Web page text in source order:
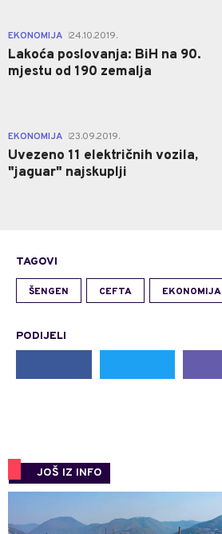
EKONOMIJA 24.10.2019.
Lakoća poslovanja: BiH na 90.
mjestu od 190 zemalja
EKONOMIJA 23.09.2019.
Uvezeno 11 električnih vozila,
"jaguar" najskuplji
TAGOVI
ŠENGEN CEFTA EKONOMIJA
PODIJELI
JOŠ IZ INFO